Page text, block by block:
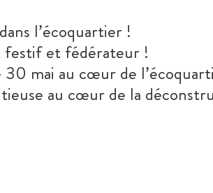
l’écoquartier !
festif et fédérateur !
mai au cœur de
au cœur de la